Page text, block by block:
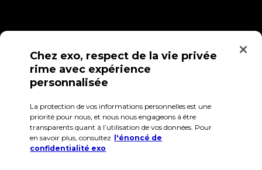
Confidentialité Conditions d'utilisation Accès employés
Chez exo, respect de la vie privée
rime avec expérience
personnalisée
La protection de vos informations personnelles est une
priorité pour nous, et nous nous engageons à être
transparents quant à l’utilisation de vos données. Pour
en savoir plus, consultez
l'énoncé de
confidentialité exo